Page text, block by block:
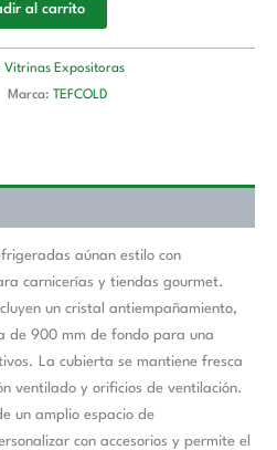
al carrito
Vitrinas Expositoras
Marca: TEFCOLD
aúnan estilo con
carnicerías y tiendas gourmet.
un cristal antiempañamiento,
de 900 mm de fondo para una
La cubierta se mantiene fresca
ventilado y orificios de ventilación.
un amplio espacio de
con accesorios y permite el